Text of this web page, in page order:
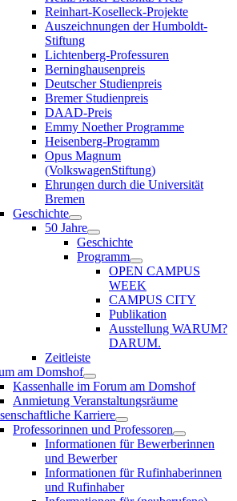
Reinhart-Koselleck-Projekte
Auszeichnungen der Humboldt-
Stiftung
Lichtenberg-Professuren
Berninghausenpreis
Deutscher Studienpreis
Bremer Studienpreis
DAAD-Preis
Emmy Noether Programme
Heisenberg-Programm
Opus Magnum
(VolkswagenStiftung)
Ehrungen durch die Universität
Bremen
Geschichte
50 Jahre
Geschichte
Programm
OPEN CAMPUS
WEEK
CAMPUS CITY
Publikation
Ausstellung WARUM?
DARUM.
Zeitleiste
am Domshof
Kassenhalle im Forum am Domshof
Anmietung Veranstaltungsräume
Karriere
Professorinnen und Professoren
Informationen für Bewerberinnen
und Bewerber
Informationen für Rufinhaberinnen
und Rufinhaber